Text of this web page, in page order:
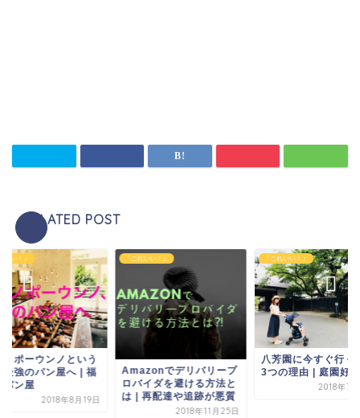
RELATED POST
いい！』
ノポーウンノという
最強のパン屋へ | 福
パン屋
2018年8月19日
『これいい！』
Amazonでデリバリープ
ロバイダを避ける方法と
は | 再配達や追跡が悪質
2018年11月25日
『これいい！』
八芳園に今すぐ行く
3つの理由 | 庭園好
2018年7